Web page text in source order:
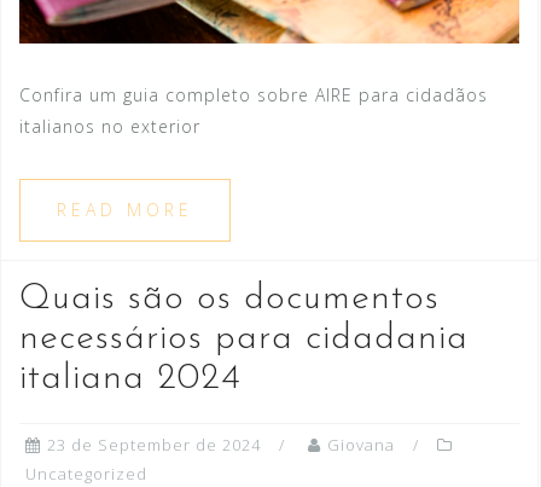
Confira um guia completo sobre AIRE para cidadãos
italianos no exterior
READ MORE
Quais são os documentos
necessários para cidadania
italiana 2024
23 de September de 2024
Giovana
Uncategorized